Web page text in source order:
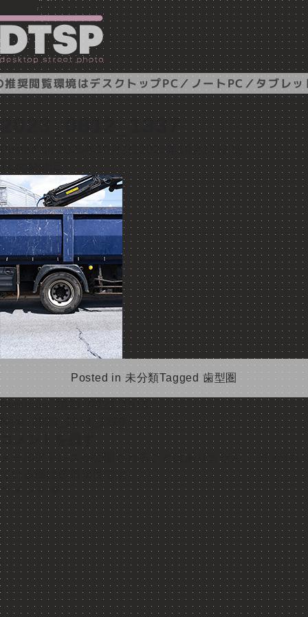
閲覧環境はデスクトップPC／ノートPC／タブレッ
2023_0812_1337
Posted on 2025年10月7日 2025年10月17日 by
TEnoMaEE
Posted in未分類Tagged 歯型圏
投
稿
ナ
ビ
ゲ
ー
シ
ョ
ン
Previous: 2023_0923_1316
Next: 2023_1014_1229
コメントを残す
メールアドレスが公開されることはありません。 ※ が付い
ている欄は必須項目です
コメント ※